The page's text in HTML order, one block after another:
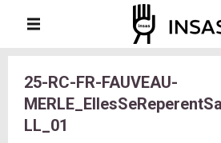
25-RC-FR-FAUVEAU-
LL_01